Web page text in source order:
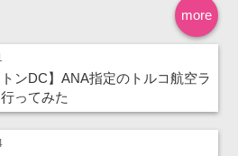
more
トンDC】ANA指定のトルコ航空ラ
ってみた